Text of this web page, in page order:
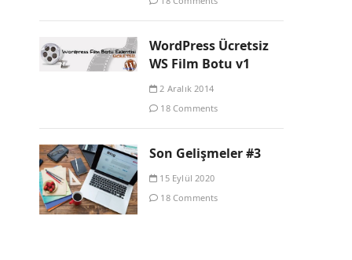
WordPress Ücretsiz
WS Film Botu v1
2 Aralık 2014
18 Comments
Son Gelişmeler #3
15 Eylül 2020
18 Comments